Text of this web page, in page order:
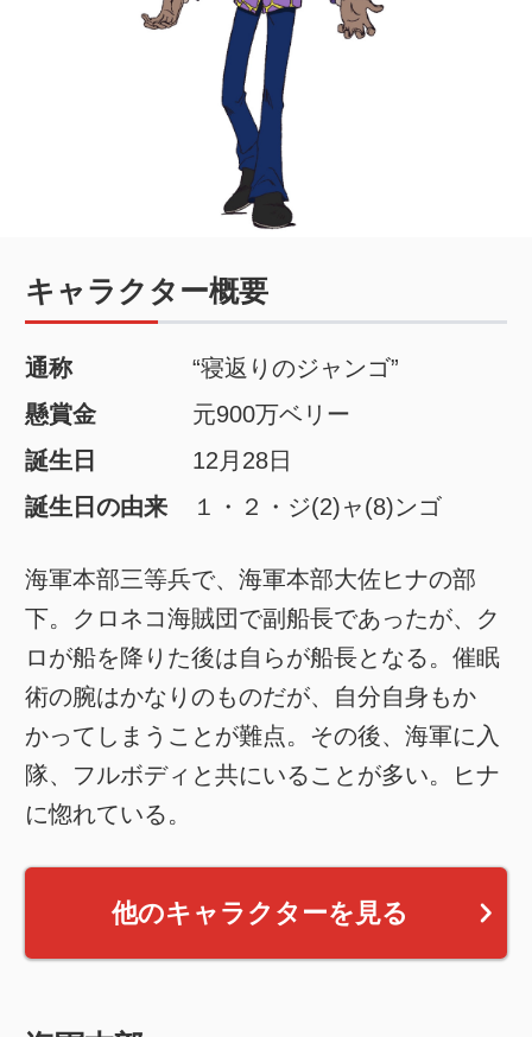
キャラクター概要
通称
“寝返りのジャンゴ”
懸賞金
元900万ベリー
誕生日
12月28日
誕生日の由来
１・２・ジ(2)ャ(8)ンゴ
海軍本部三等兵で、海軍本部大佐ヒナの部
下。クロネコ海賊団で副船長であったが、ク
ロが船を降りた後は自らが船長となる。催眠
術の腕はかなりのものだが、自分自身もか
かってしまうことが難点。その後、海軍に入
隊、フルボディと共にいることが多い。ヒナ
に惚れている。
他のキャラクターを見る